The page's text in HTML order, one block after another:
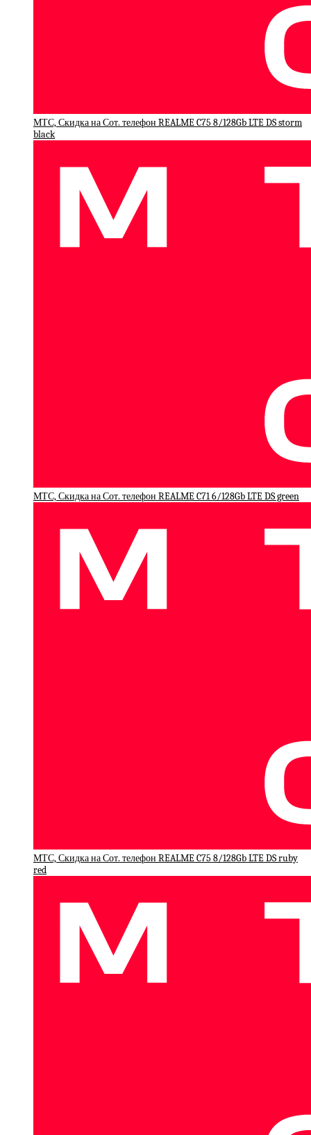
МТС, Скидка на Сот. телефон REALME C75 8/128Gb LTE DS storm
black
МТС, Скидка на Сот. телефон REALME C71 6/128Gb LTE DS green
МТС, Скидка на Сот. телефон REALME C75 8/128Gb LTE DS ruby
red